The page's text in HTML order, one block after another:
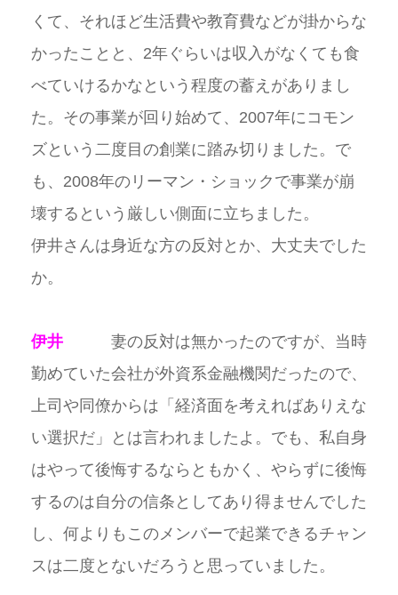
くて、それほど生活費や教育費などが掛からな
かったことと、2年ぐらいは収入がなくても食
べていけるかなという程度の蓄えがありまし
た。その事業が回り始めて、2007年にコモン
ズという二度目の創業に踏み切りました。で
も、2008年のリーマン・ショックで事業が崩
壊するという厳しい側面に立ちました。
伊井さんは身近な方の反対とか、大丈夫でした
か。
伊井 妻の反対は無かったのですが、当時
勤めていた会社が外資系金融機関だったので、
上司や同僚からは「経済面を考えればありえな
い選択だ」とは言われましたよ。でも、私自身
はやって後悔するならともかく、やらずに後悔
するのは自分の信条としてあり得ませんでした
し、何よりもこのメンバーで起業できるチャン
スは二度とないだろうと思っていました。